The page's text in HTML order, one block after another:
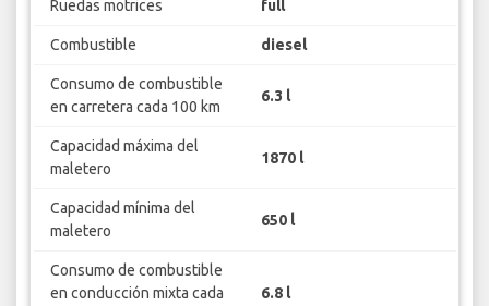
Ruedas motrices full
Combustible diesel
Consumo de combustible
en carretera cada 100 km
6.3 l
Capacidad máxima del
maletero
1870 l
Capacidad mínima del
maletero
650 l
Consumo de combustible
en conducción mixta cada
6.8 l